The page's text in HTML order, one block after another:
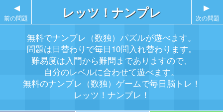
レッツ！ナンプレ
無料でナンプレ（数独）パズルが遊べます。
問題は日替わりで毎日10問入れ替わります。
難易度は入門から難問までありますので、
自分のレベルに合わせて遊べます。
無料のナンプレ（数独）ゲームで毎日脳トレ！
レッツ！ナンプレ！
▲
前の問題
▲
次の問題